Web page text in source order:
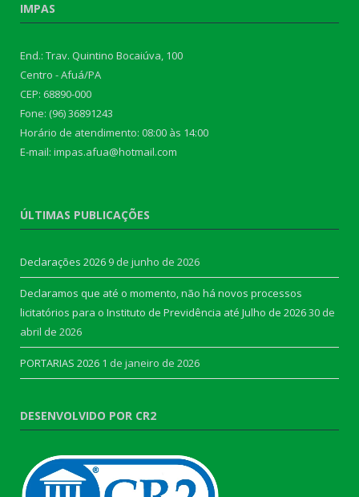
IMPAS
End.: Trav. Quintino Bocaiúva, 100
Centro - Afuá/PA
CEP: 68890-000
Fone: (96) 36891243
Horário de atendimento: 08:00 às 14:00
E-mail: impas.afua@hotmail.com
ÚLTIMAS PUBLICAÇÕES
Declarações 2026 9 de junho de 2026
Declaramos que até o momento, não há novos processos
licitatórios para o Instituto de Previdência até Julho de 202630 de
abril de 2026
PORTARIAS 2026 1 de janeiro de 2026
DESENVOLVIDO POR CR2